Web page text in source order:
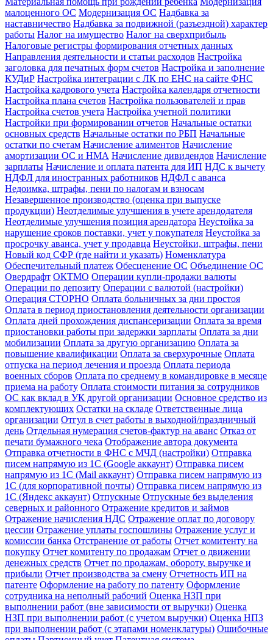
малоценного ОС Модернизация ОС Надбавка за
наставничество Надбавка за подвижной (разъездной) характер
работы Налог на имущество Налог на сверхприбыль
Налоговые регистры формирования отчетных данных
Направления деятельности и статьи расходов Настройка
заголовка для печатных форм счетов Настройка и заполнение
КУДиР Настройка интеграции с ЛК по ЕНС на сайте ФНС
Настройка кадрового учета Настройка календаря отчетности
Настройка плана счетов Настройка пользователей и прав
Настройка счетов учета Настройка учетной политики
Настройки при формировании отчетов Начальные остатки
основных средств Начальные остатки по РБП Начальные
остатки по счетам Начисление алиментов Начисление
амортизации ОС и НМА Начисление дивидендов Начисление
зарплаты Начисление и оплата патента для ИП НДС к вычету
НДФЛ для иностранных работников НДФЛ с аванса
Недоимка, штрафы, пени по налогам и взносам
Незавершенное производство (оценка при выпуске
продукции) Неотделимые улучшения в учете арендодателя
Неотделимые улучшения позиция арендатора Неустойка за
нарушение сроков поставки, учет у покупателя Неустойка за
просрочку аванса, учет у продавца Неустойки, штрафы, пени
Новый код СФР (где найти и указать) Номенклатура
Обеспечительный платеж Обесценение ОС Объединение ОС
Овердрафт ОКТМО Операции купли-продажи валюты
Операции по депозиту Операции с валютой (настройки)
Операция СТОРНО Оплата больничных за дни простоя
Оплата в период приостановления деятельности организации
Оплата дней прохождения диспансеризации Оплата за время
приостановки работы при задержки зарплаты Оплата за дни
мобилизации Оплата за другую организацию Оплата за
повышение квалификации Оплата за сверхурочные Оплата
отпуска на период лечения и проезда Оплата периода
военных сборов Оплата по среднему в командировке в месяце
приема на работу Оплата стоимости питания за сотрудников
ОС как вклад в УК другой организации Основное средство из
комплектующих Остатки на складе Ответственные лица
организации Отгул в счет работы в выходной/праздничный
день Отдельная нумерация счетов-фактур на аванс Отказ от
печати бумажного чека Отображение автора документа
Отправка отчетности в ФНС с МЧД (настройки) Отправка
писем напрямую из 1С (Google аккаунт) Отправка писем
напрямую из 1С (Mail аккаунт) Отправка писем напрямую из
1С (для корпоративной почты) Отправка писем напрямую из
1С (Яндекс аккаунт) Отпускные Отпускные без выделения
северных и районного Отражение кредитов и займов
Отражение начисления НДС Отражение оплат по договору
цессии Отражение уплаты госпошлины Отражение услуг и
комиссии банка Отстранение от работы Отчет комитенту на
покупку Отчет комитенту по продажам Отчет о движении
денежных средств Отчет по продажам, обороту, выручке и
прибыли Отчет производства за смену Отчетность ИП на
патенте Оформление на работу по патенту Оформление
сотрудника на неполный рабочий Оценка НЗП при
выполнении работ (вне зависимости от выручки) Оценка
НЗП при выполнении работ (с учетом выручки) Оценка НПЗ
при выполнении работ (с этапами номенклатуры) Ошибочные